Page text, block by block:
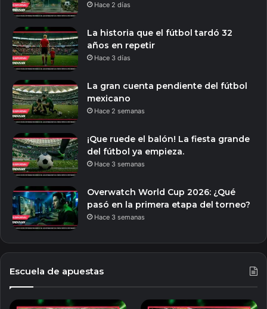
Hace 2 días
La historia que el fútbol tardó 32
años en repetir
Hace 3 días
La gran cuenta pendiente del fútbol
mexicano
Hace 2 semanas
¡Que ruede el balón! La fiesta grande
del fútbol ya empieza.
Hace 3 semanas
Overwatch World Cup 2026: ¿Qué
pasó en la primera etapa del torneo?
Hace 3 semanas
Escuela de apuestas